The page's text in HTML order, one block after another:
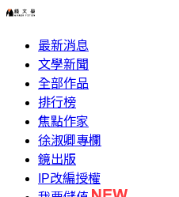
最新消息
文學新聞
全部作品
排行榜
焦點作家
徐淑卿專欄
鏡出版
IP改編授權